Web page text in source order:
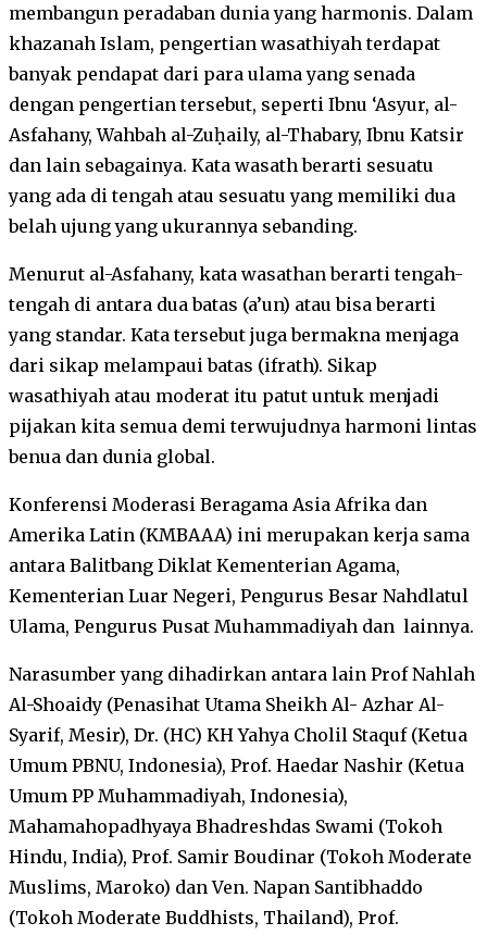
membangun peradaban dunia yang harmonis. Dalam
khazanah Islam, pengertian wasathiyah terdapat
banyak pendapat dari para ulama yang senada
dengan pengertian tersebut, seperti Ibnu ‘Asyur, al-
Asfahany, Wahbah al-Zuḥaily, al-Thabary, Ibnu Katsir
dan lain sebagainya. Kata wasath berarti sesuatu
yang ada di tengah atau sesuatu yang memiliki dua
belah ujung yang ukurannya sebanding.
Menurut al-Asfahany, kata wasathan berarti tengah-
tengah di antara dua batas (a’un) atau bisa berarti
yang standar. Kata tersebut juga bermakna menjaga
dari sikap melampaui batas (ifrath). Sikap
wasathiyah atau moderat itu patut untuk menjadi
pijakan kita semua demi terwujudnya harmoni lintas
benua dan dunia global.
Konferensi Moderasi Beragama Asia Afrika dan
Amerika Latin (KMBAAA) ini merupakan kerja sama
antara Balitbang Diklat Kementerian Agama,
Kementerian Luar Negeri, Pengurus Besar Nahdlatul
Ulama, Pengurus Pusat Muhammadiyah dan lainnya.
Narasumber yang dihadirkan antara lain Prof Nahlah
Al-Shoaidy (Penasihat Utama Sheikh Al- Azhar Al-
Syarif, Mesir), Dr. (HC) KH Yahya Cholil Staquf (Ketua
Umum PBNU, Indonesia), Prof. Haedar Nashir (Ketua
Umum PP Muhammadiyah, Indonesia),
Mahamahopadhyaya Bhadreshdas Swami (Tokoh
Hindu, India), Prof. Samir Boudinar (Tokoh Moderate
Muslims, Maroko) dan Ven. Napan Santibhaddo
(Tokoh Moderate Buddhists, Thailand), Prof.